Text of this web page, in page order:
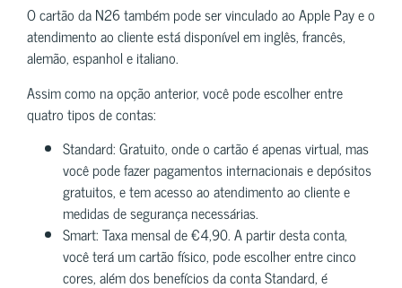
O cartão da N26 também pode ser vinculado ao Apple Pay e o
atendimento ao cliente está disponível em inglês, francês,
alemão, espanhol e italiano.
Assim como na opção anterior, você pode escolher entre
quatro tipos de contas:
Standard: Gratuito, onde o cartão é apenas virtual, mas
você pode fazer pagamentos internacionais e depósitos
gratuitos, e tem acesso ao atendimento ao cliente e
medidas de segurança necessárias.
Smart: Taxa mensal de €4,90. A partir desta conta,
você terá um cartão físico, pode escolher entre cinco
cores, além dos benefícios da conta Standard, é